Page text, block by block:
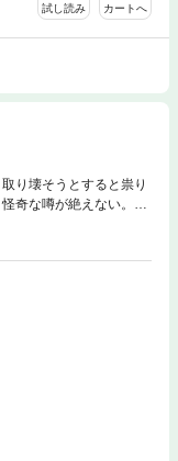
試し読み カートへ
り壊そうとすると祟り
奇な噂が絶えない。だ
れぬ霊の仕業説、霊な
旧校舎には悪霊が巣食
ある日、麻衣はひょ
という、心霊現象の調
の美少年、渋谷一也
、個性的な霊能者たち